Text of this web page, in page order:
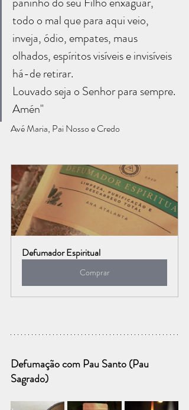
todo o mal que para aqui veio,
inveja, ódio, empates, maus
olhados, espíritos visíveis e invisíveis
há-de retirar.
Louvado seja o Senhor para sempre.
Amén"
Avé Maria, Pai Nosso e Credo
Defumador Espiritual
Comprar
Defumação com Pau Santo (Pau
Sagrado)